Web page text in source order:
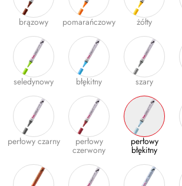
Gumki
Kleje
Plastyczne i kreatywne
Organizacja dokumentów
Produkty upominkowe
EKO-RECYCOLOGY
Wyprawka szkolna
Nożyczki
brązowy pomarańczowy żółty
seledynowy błękitny szary
perłowy czarny perłowy
czerwony
perłowy
błękitny